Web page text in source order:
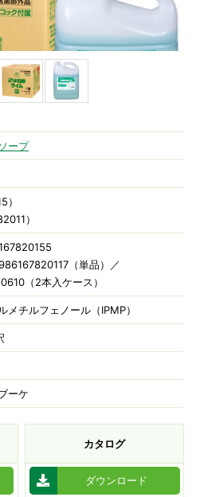
ープ
）
）
（単品）／
（2本入ケース）
メチルフェノール（IPMP）
ーケ
カタログ
ダウンロード